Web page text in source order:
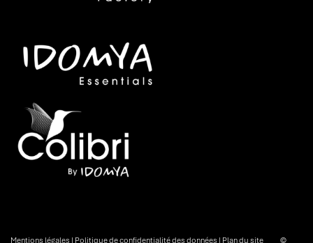
Mentions légales | Politique de confidentialité des données | Plan du site ©